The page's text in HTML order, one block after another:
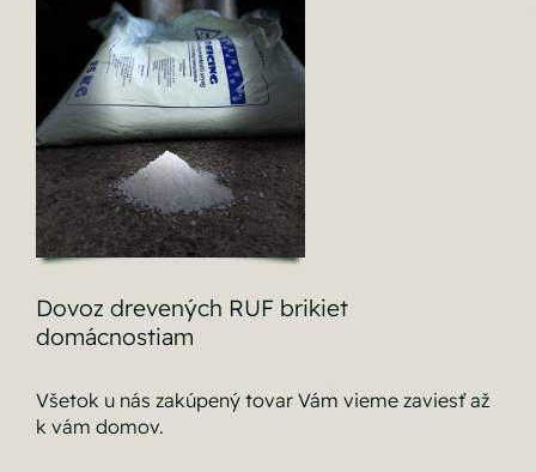
Dovoz drevených RUF brikiet
domácnostiam
Všetok u nás zakúpený tovar Vám vieme zaviesť až
k vám domov.